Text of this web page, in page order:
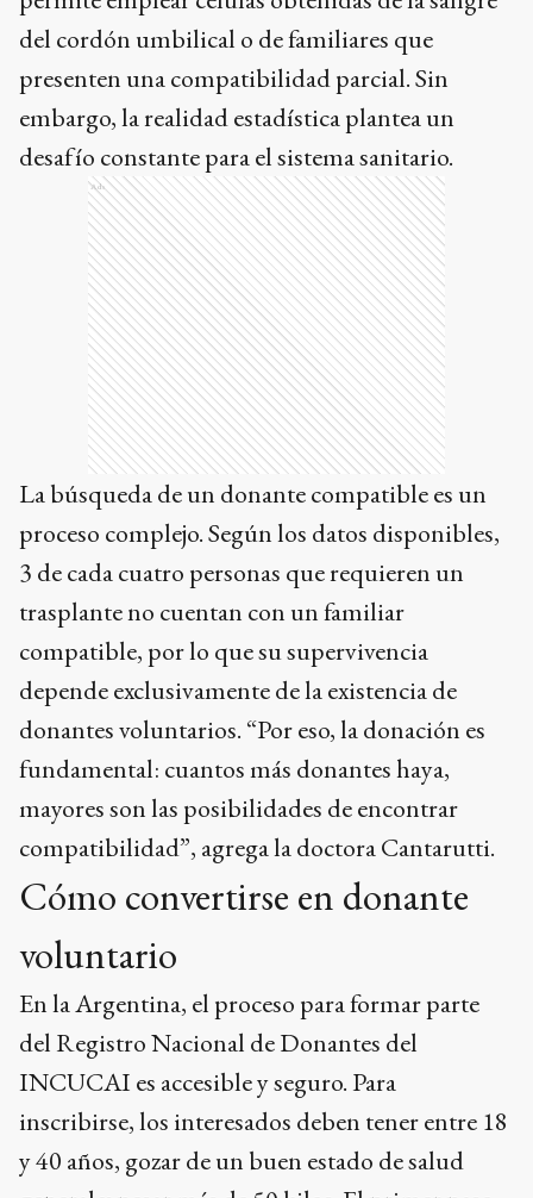
del cordón umbilical o de familiares que
presenten una compatibilidad parcial. Sin
embargo, la realidad estadística plantea un
desafío constante para el sistema sanitario.
Ads
La búsqueda de un donante compatible es un
proceso complejo. Según los datos disponibles,
3 de cada cuatro personas que requieren un
trasplante no cuentan con un familiar
compatible, por lo que su supervivencia
depende exclusivamente de la existencia de
donantes voluntarios. “Por eso, la donación es
fundamental: cuantos más donantes haya,
mayores son las posibilidades de encontrar
compatibilidad”, agrega la doctora Cantarutti.
Cómo convertirse en donante
voluntario
En la Argentina, el proceso para formar parte
del Registro Nacional de Donantes del
INCUCAI es accesible y seguro. Para
inscribirse, los interesados deben tener entre 18
y 40 años, gozar de un buen estado de salud